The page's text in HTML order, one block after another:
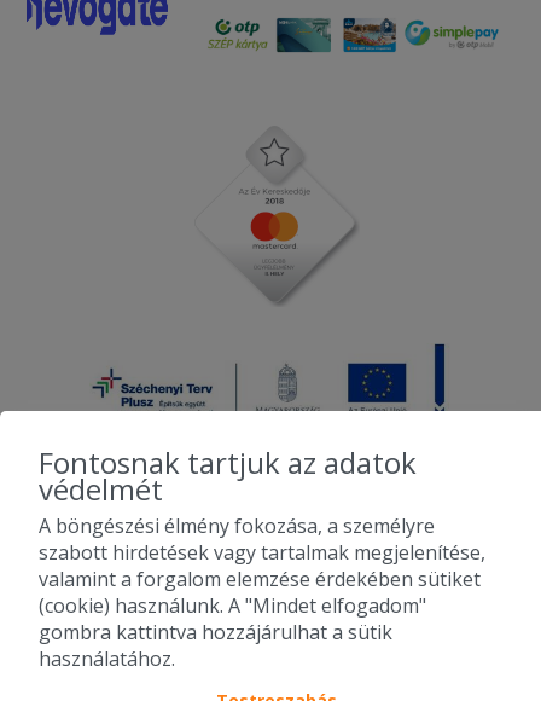
2010-2026 Copyright - Falatozz.hu - Diston-line Kft.
Pizza, gyros, hamburger, menük kedvező áron, egy helyen az összes
étterem ajánlata.
Fontosnak tartjuk az adatok
védelmét
A böngészési élmény fokozása, a személyre
szabott hirdetések vagy tartalmak megjelenítése,
valamint a forgalom elemzése érdekében sütiket
(cookie) használunk. A "Mindet elfogadom"
gombra kattintva hozzájárulhat a sütik
használatához.